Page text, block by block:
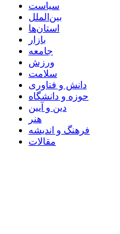
سیاست
بین‌الملل
استان‌ها
بازار
جامعه
ورزش
سلامت
دانش و فناوری
حوزه و دانشگاه
دین و آیین
هنر
فرهنگ و اندیشه
مقالات